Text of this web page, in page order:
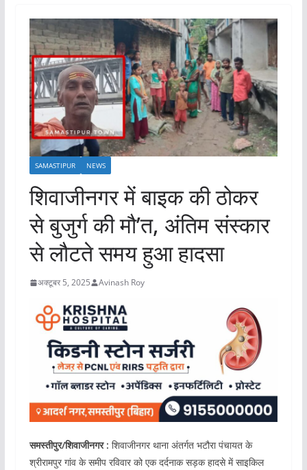
SAMASTIPUR NEWS
शिवाजीनगर में बाइक की ठोकर
से बुजुर्ग की मौ’त, अंतिम संस्कार
से लौटते समय हुआ हादसा
अक्टूबर 5, 2025 Avinash Roy
समस्तीपुर/शिवाजीनगर : शिवाजीनगर थाना अंतर्गत भटौरा पंचायत के
श्रीरामपुर गांव के समीप रविवार को एक दर्दनाक सड़क हादसे में साइकिल